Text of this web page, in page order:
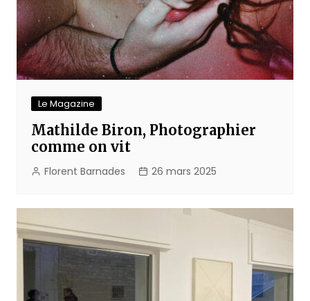
Le Magazine
Mathilde Biron, Photographier
comme on vit
Florent Barnades 26 mars 2025